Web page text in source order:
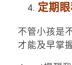
定期
不管小孩是
才能及早掌